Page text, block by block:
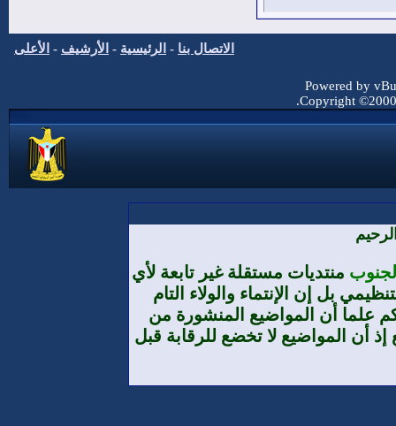
الاتصال بنا - الرئيسية - الأرشيف - الأعلى
Powered by
Copyright
منتديات مستقلة غير تابعة لأي
بل إن الإنتماء والولاء التام
علما أن المواضيع المنشورة من
أن المواضيع لا تخضع للرقابة قبل